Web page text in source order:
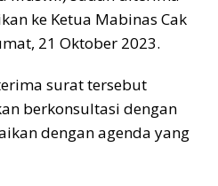
ke Ketua Mabinas Cak
21 Oktober 2023.
surat tersebut
berkonsultasi dengan
dengan agenda yang